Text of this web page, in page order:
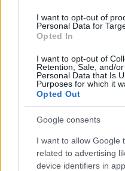
I want to opt-out of
Personal Data for
Opted In
I want to opt-out of
Retention, Sale, and/
Personal Data that Is
Purposes for which it
Opted Out
Google consents
I want to allow Google
related to advertising
device identifiers in
Υπενθυμίζεται ότι, η
και στην περίπτωση